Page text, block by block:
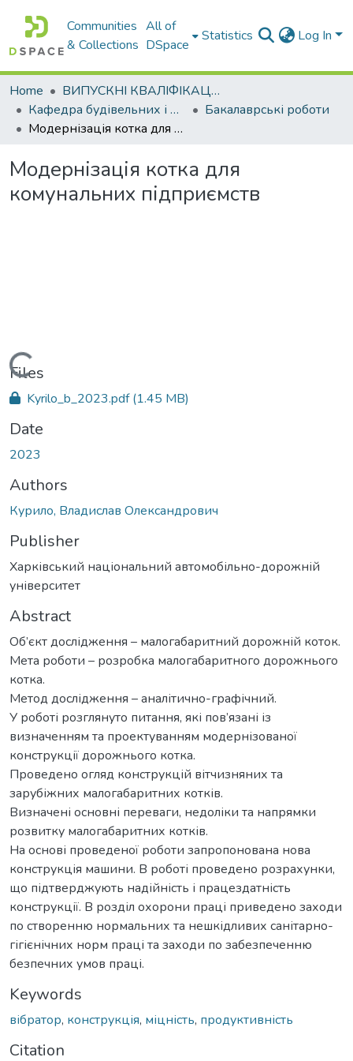
Communities
& Collections
All of
DSpace
Statistics Log In
Home
ВИПУСКНІ КВАЛІФІКАЦІЙНІ РОБОТИ
Кафедра будівельних і дорожніх машин
Бакалаврські роботи
Модернізація котка для комунальних підприємств
Модернізація котка для
комунальних підприємств
Loading...
Files
Kyrilo_b_2023.pdf(1.45 MB)
Date
2023
Authors
Курило, Владислав Олександрович
Publisher
Харківський національний автомобільно-дорожній
університет
Abstract
Об’єкт дослідження – малогабаритний дорожній коток.
Мета роботи – розробка малогабаритного дорожнього
котка.
Метод дослідження – аналітично-графічний.
У роботі розглянуто питання, які пов’язані із
визначенням та проектуванням модернізованої
конструкції дорожнього котка.
Проведено огляд конструкцій вітчизняних та
зарубіжних малогабаритних котків.
Визначені основні переваги, недоліки та напрямки
розвитку малогабаритних котків.
На основі проведеної роботи запропонована нова
конструкція машини. В роботі проведено розрахунки,
що підтверджують надійність і працездатність
конструкції. В розділ охорони праці приведено заходи
по створенню нормальних та нешкідливих санітарно-
гігієнічних норм праці та заходи по забезпеченню
безпечних умов праці.
Keywords
вібратор, конструкція, міцність, продуктивність
Citation